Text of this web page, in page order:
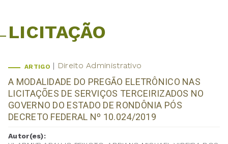
LICITAÇÃO
ARTIGO Direito Administrativo
A MODALIDADE DO PREGÃO ELETRÔNICO NAS
LICITAÇÕES DE SERVIÇOS TERCEIRIZADOS NO
GOVERNO DO ESTADO DE RONDÔNIA PÓS
DECRETO FEDERAL Nº 10.024/2019
Autor(es):